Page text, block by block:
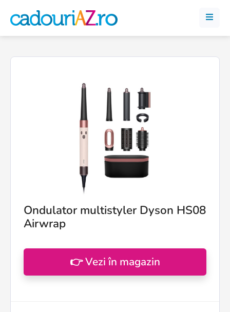
Ondulator multistyler Dyson HS08
Airwrap
👉 Vezi în magazin